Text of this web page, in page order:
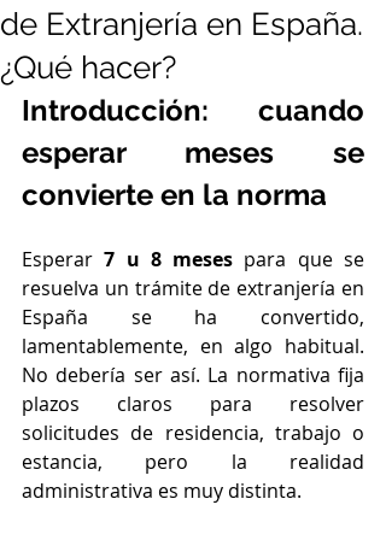
de Extranjería en España.
¿Qué hacer?
Introducción: cuando
esperar meses se
convierte en la norma
Esperar 7 u 8 meses para que se
resuelva un trámite de extranjería en
España se ha convertido,
lamentablemente, en algo habitual.
No debería ser así. La normativa fija
plazos claros para resolver
solicitudes de residencia, trabajo o
estancia, pero la realidad
administrativa es muy distinta.